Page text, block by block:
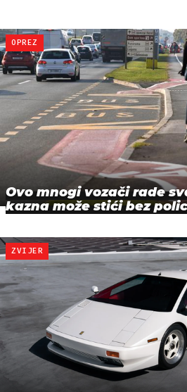
OPREZ
Ovo mnogi vozači rade
kazna može stići bez
ZVIJER